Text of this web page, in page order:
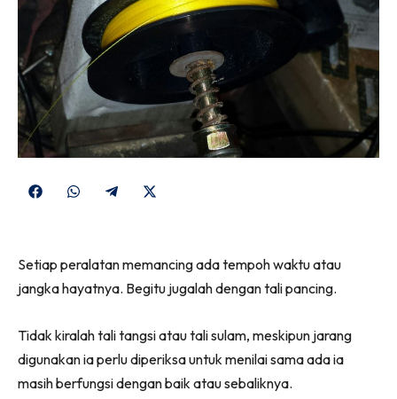
Share
Share
Share
(Twitter)
Setiap peralatan memancing ada tempoh waktu atau
jangka hayatnya. Begitu jugalah dengan tali pancing.
Tidak kiralah tali tangsi atau tali sulam, meskipun jarang
digunakan ia perlu diperiksa untuk menilai sama ada ia
masih berfungsi dengan baik atau sebaliknya.